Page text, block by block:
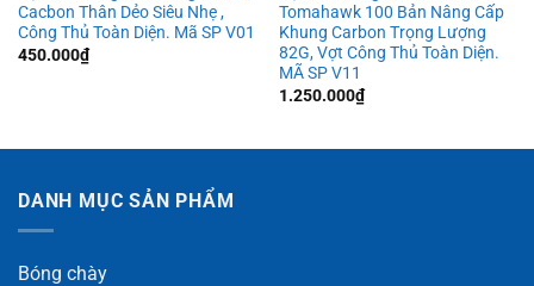
Cacbon Thân Dẻo Siêu Nhẹ ,
Công Thủ Toàn Diện. Mã SP V01
450.000₫
Tomahawk 100 Bản Nâng Cấp
Khung Carbon Trọng Lượng
82G, Vợt Công Thủ Toàn Diện.
MÃ SP V11
1.250.000₫
DANH MỤC SẢN PHẨM
Bóng chày